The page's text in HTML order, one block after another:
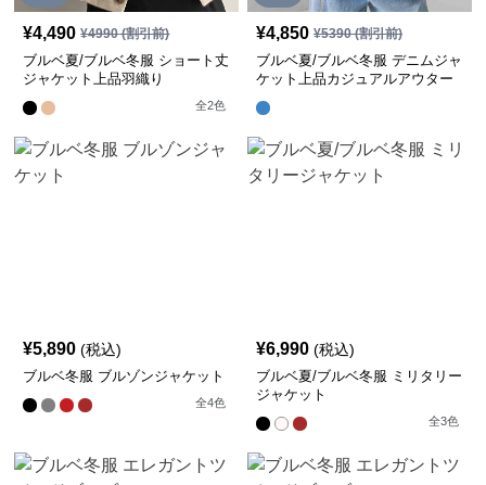
¥4,490 ¥4990(割引前)
ブルベ夏/ブルベ冬服 ショート丈
ジャケット上品羽織り
全2色
¥4,850 ¥5390(割引前)
ブルベ夏/ブルベ冬服 デニムジャ
ケット上品カジュアルアウター
¥5,890 (税込)
ブルベ冬服 ブルゾンジャケット
全4色
¥6,990 (税込)
ブルベ夏/ブルベ冬服 ミリタリー
ジャケット
全3色